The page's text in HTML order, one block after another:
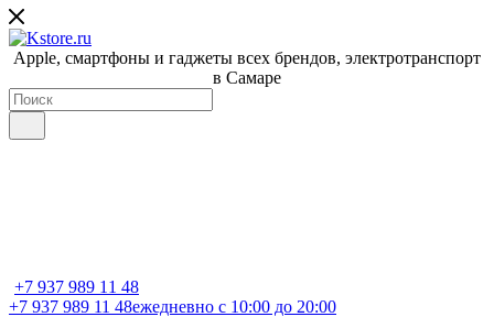
Apple, cмартфоны и гаджеты всех брендов, электротранспорт
в Самаре
+7 937 989 11 48
+7 937 989 11 48ежедневно с 10:00 до 20:00